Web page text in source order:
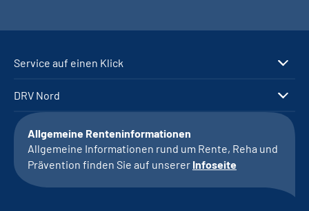
Service auf einen Klick
DRV Nord
Allgemeine Renteninformationen
Allgemeine Informationen rund um Rente, Reha und
Prävention finden Sie auf unserer Infoseite